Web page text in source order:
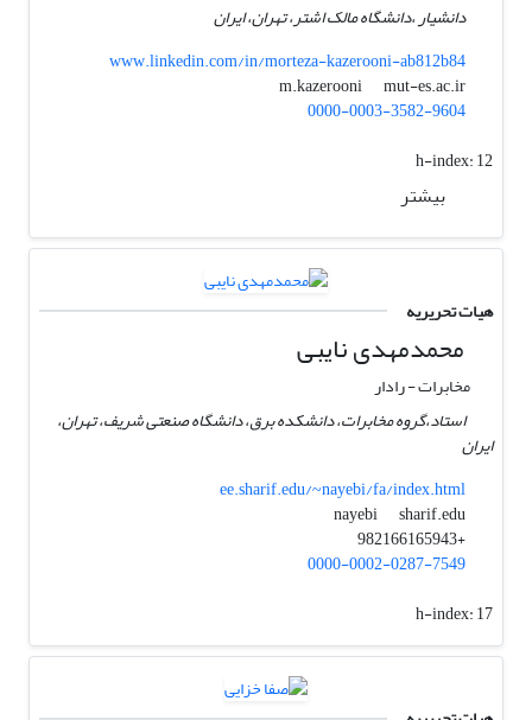
دانشیار ،دانشگاه مالک اشتر، تهران، ایران
www.linkedin.com/in/morteza-kazerooni-ab812b84
m.kazerooni
mut-es.ac.ir
0000-0003-3582-9604
h-index:12
بیشتر
هیات تحریریه
محمدمهدی نایبی
مخابرات - رادار
استاد،گروه مخابرات، دانشکده برق، دانشگاه صنعتی شریف، تهران،
ایران
ee.sharif.edu/~nayebi/fa/index.html
nayebi
sharif.edu
+982166165943
0000-0002-0287-7549
h-index:17